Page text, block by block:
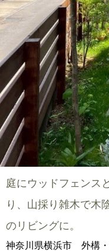
庭にウッドフェンス
り、山採り雑木で木
のリビングに。
神奈川県横浜市 外構・